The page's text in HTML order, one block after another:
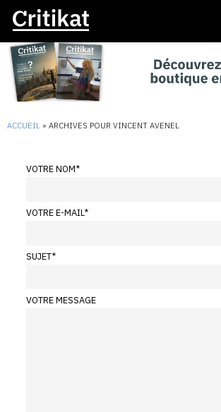
ACCUEIL » ARCHIVES POUR VINCENT AVENEL
VOTRE NOM*
VOTRE E-MAIL*
SUJET*
VOTRE MESSAGE